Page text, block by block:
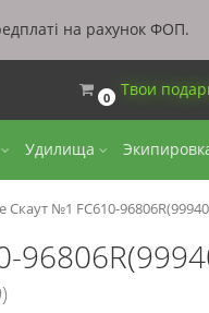
на рахунок ФОП.
0 Твои
Удилища
Скаут №1 FC610-